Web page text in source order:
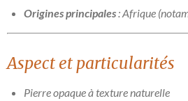
Origines principales: Afrique
Aspect et particularités
Pierre opaque à texture naturelle